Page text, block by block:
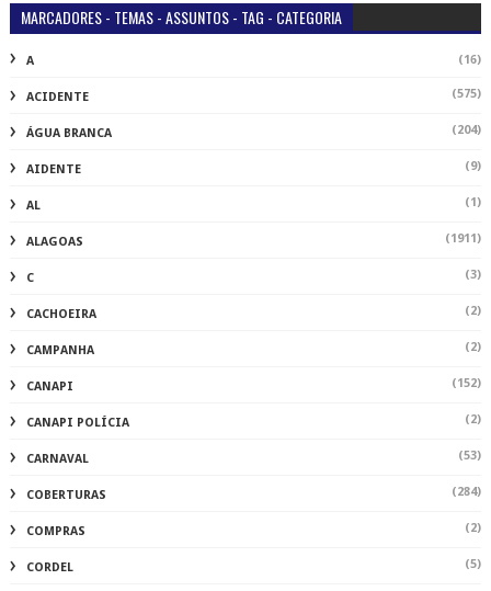
MARCADORES - TEMAS - ASSUNTOS - TAG - CATEGORIA
A (16)
ACIDENTE (575)
ÁGUA BRANCA (204)
AIDENTE (9)
AL (1)
ALAGOAS (1911)
C (3)
CACHOEIRA (2)
CAMPANHA (2)
CANAPI (152)
CANAPI POLÍCIA (2)
CARNAVAL (53)
COBERTURAS (284)
COMPRAS (2)
CORDEL (5)